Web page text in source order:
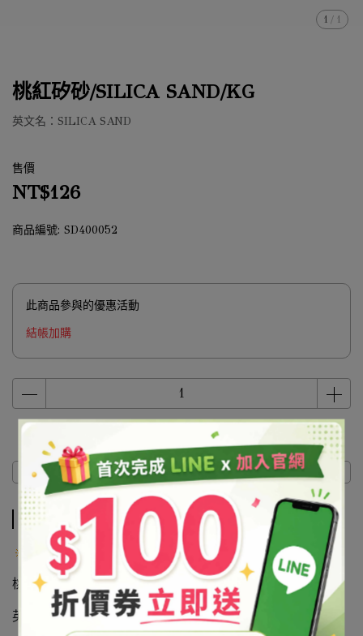
1 / 1
桃紅矽砂/SILICA SAND/KG
英文名：SILICA SAND
售價
NT$126
商品編號: SD400052
此商品參與的優惠活動
結帳加購
商品介紹
商品介紹
產品說明
桃紅矽砂
英文名：SILICA SAND